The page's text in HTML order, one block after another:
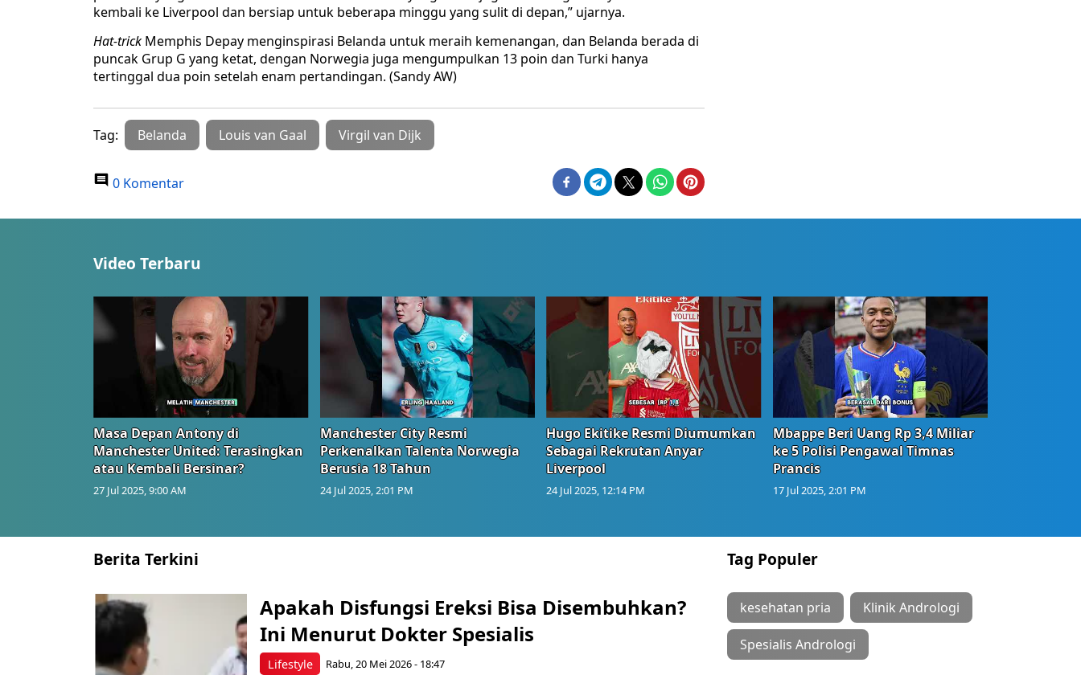
kembali ke Liverpool dan bersiap untuk beberapa minggu yang sulit di depan,” ujarnya.
Hat-trick Memphis Depay menginspirasi Belanda untuk meraih kemenangan, dan Belanda berada di
puncak Grup G yang ketat, dengan Norwegia juga mengumpulkan 13 poin dan Turki hanya
tertinggal dua poin setelah enam pertandingan. (Sandy AW)
Tag: Belanda Louis van Gaal Virgil van Dijk
0 Komentar
Video Terbaru
Masa Depan Antony di
Manchester United: Terasingkan
atau Kembali Bersinar?
27 Jul 2025, 9:00 AM
Manchester City Resmi
Perkenalkan Talenta Norwegia
Berusia 18 Tahun
24 Jul 2025, 2:01 PM
Hugo Ekitike Resmi Diumumkan
Sebagai Rekrutan Anyar
Liverpool
24 Jul 2025, 12:14 PM
Mbappe Beri Uang Rp 3,4 Miliar
ke 5 Polisi Pengawal Timnas
Prancis
17 Jul 2025, 2:01 PM
Berita Terkini
Lifestyle
Apakah Disfungsi Ereksi Bisa Disembuhkan?
Ini Menurut Dokter Spesialis
Rabu, 20 Mei 2026 - 18:47
Tag Populer
kesehatan pria Klinik Andrologi
Spesialis Andrologi